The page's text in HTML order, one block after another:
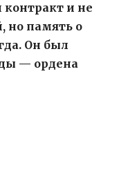
и не
но память о
Он был
— ордена